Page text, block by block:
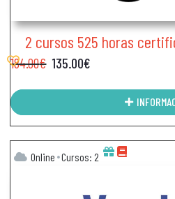
2 cursos 525 horas
184.00€ 135.00€
Online Cursos: 2